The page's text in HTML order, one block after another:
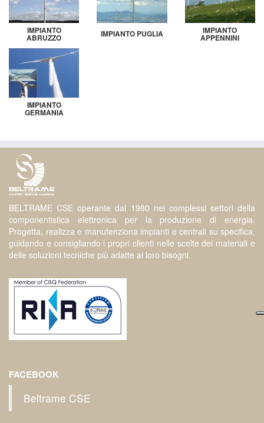
IMPIANTO
ABRUZZO IMPIANTO PUGLIA IMPIANTO
APPENNINI
IMPIANTO
GERMANIA
BELTRAME CSE operante dal 1980 nei complessi settori della
componentistica elettronica per la produzione di energia.
Progetta, realizza e manutenziona impianti e centrali su specifica,
guidando e consigliando i propri clienti nelle scelte dei materiali e
delle soluzioni tecniche più adatte ai loro bisogni.
FACEBOOK
Beltrame CSE